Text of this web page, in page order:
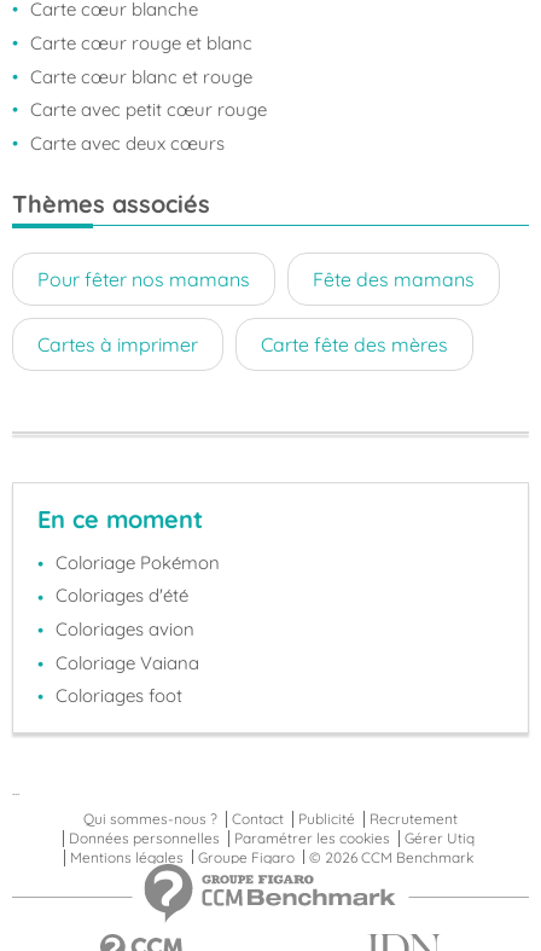
Carte cœur blanche
Carte cœur rouge et blanc
Carte cœur blanc et rouge
Carte avec petit cœur rouge
Carte avec deux cœurs
Thèmes associés
Pour fêter nos mamans Fête des mamans
Cartes à imprimer Carte fête des mères
En ce moment
Coloriage Pokémon
Coloriages d'été
Coloriages avion
Coloriage Vaiana
Coloriages foot
Qui sommes-nous ?
Contact Publicité
Recrutement
Données personnelles
Paramétrer les cookies
Gérer Utiq
Mentions légales
Groupe Figaro © 2026 CCM Benchmark